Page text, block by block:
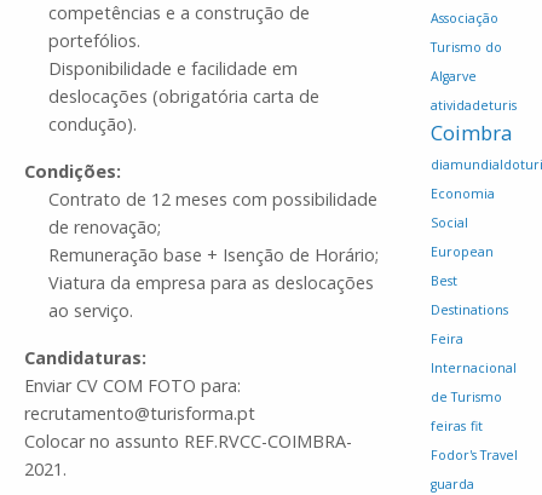
competências e a construção de
portefólios.
Disponibilidade e facilidade em
deslocações (obrigatória carta de
condução).
Condições:
Contrato de 12 meses com possibilidade
de renovação;
Remuneração base + Isenção de Horário;
Viatura da empresa para as deslocações
ao serviço.
Candidaturas:
Enviar CV COM FOTO para:
recrutamento@turisforma.pt
Colocar no assunto REF.RVCC-COIMBRA-
2021.
Associação
Turismo do
Algarve
atividadeturis
Coimbra
Economia
Social
European
Best
Destinations
Feira
Internacional
de Turismo
feiras fit
Fodor's Travel
guarda